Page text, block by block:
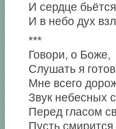
И сердце
И в небо дух
***
Говори, о Боже,
Слушать я
Мне всего
Звук небесных
Перед гласом
Пусть смирится